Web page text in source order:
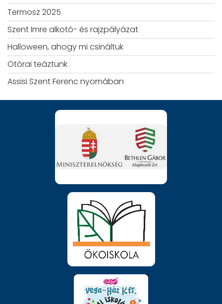
Termosz 2025
Szent Imre alkotó- és rajzpályázat
Halloween, ahogy mi csináltuk
Ötórai teáztunk
Assisi Szent Ferenc nyomában